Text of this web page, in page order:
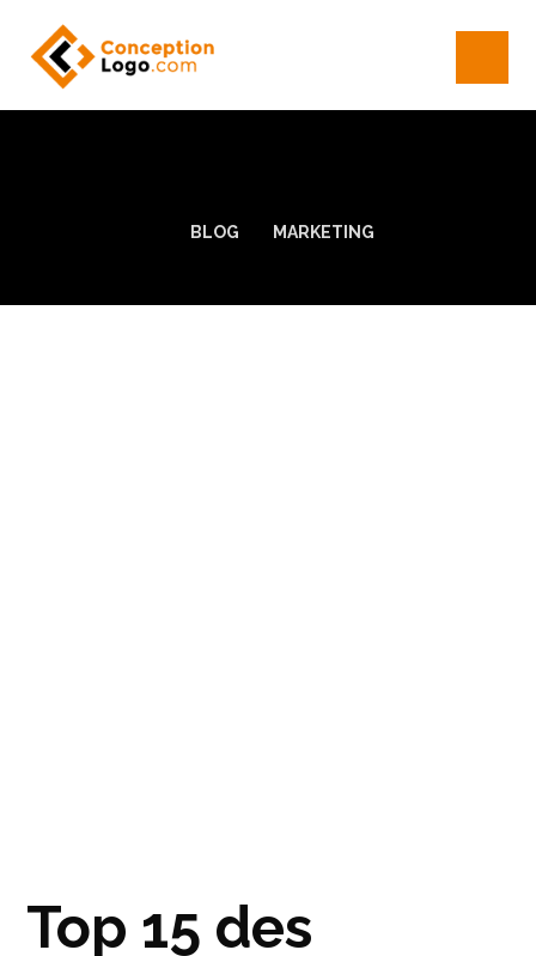
BLOG MARKETING
Top 15 des